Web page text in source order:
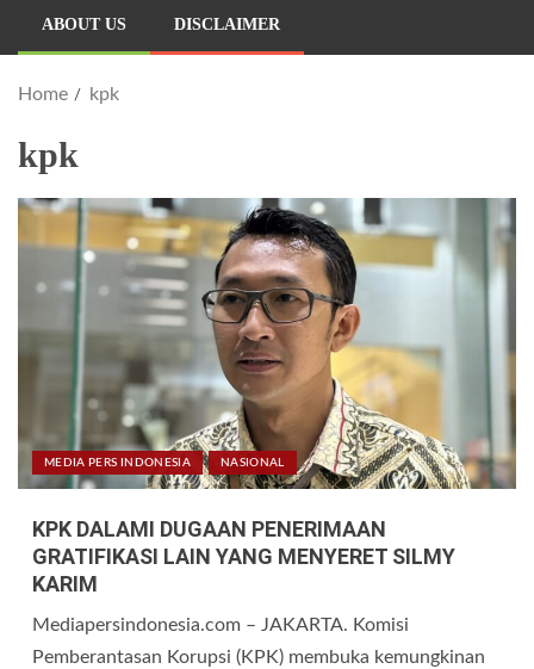
ABOUT US DISCLAIMER
Home kpk
kpk
MEDIA PERS INDONESIA NASIONAL
KPK DALAMI DUGAAN PENERIMAAN
GRATIFIKASI LAIN YANG MENYERET SILMY
KARIM
Mediapersindonesia.com – JAKARTA. Komisi
Pemberantasan Korupsi (KPK) membuka kemungkinan